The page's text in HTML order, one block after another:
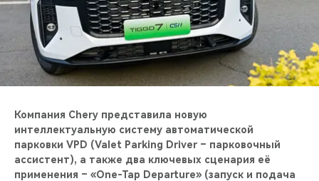
CHERY И СПОРТ
НАШИ МЕРОПРИЯТИЯ
ВИДЕООБЗОРЫ
CHERY ДЛЯ ДЕТЕЙ
Компания Chery представила новую
интеллектуальную систему автоматической
парковки VPD (Valet Parking Driver – парковочный
ассистент), а также два ключевых сценария её
применения – «One-Tap Departure» (запуск и подача